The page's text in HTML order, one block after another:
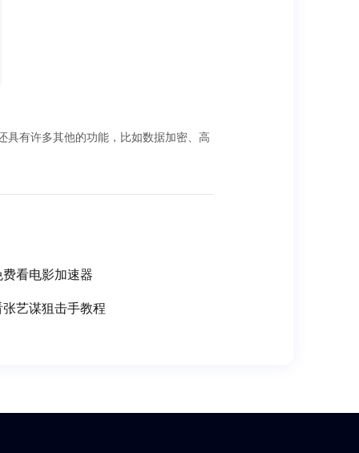
具有许多其他的功能，比如数据加密、高
看电影加速器
艺谋狙击手教程